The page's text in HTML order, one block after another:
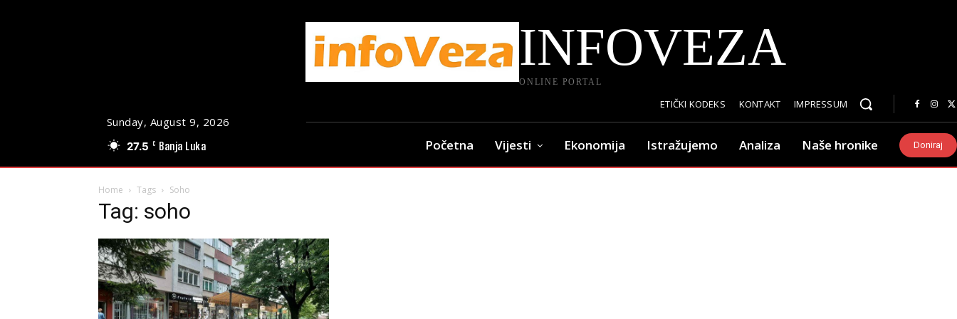
Sunday, August 9, 2026
27.5 C Banja Luka
INFOVEZA
ONLINE PORTAL
ETIČKI KODEKS KONTAKT IMPRESSUM
Početna Vijesti Ekonomija Istražujemo Analiza Naše hronike Doniraj
Home Tags Soho
Tag: soho